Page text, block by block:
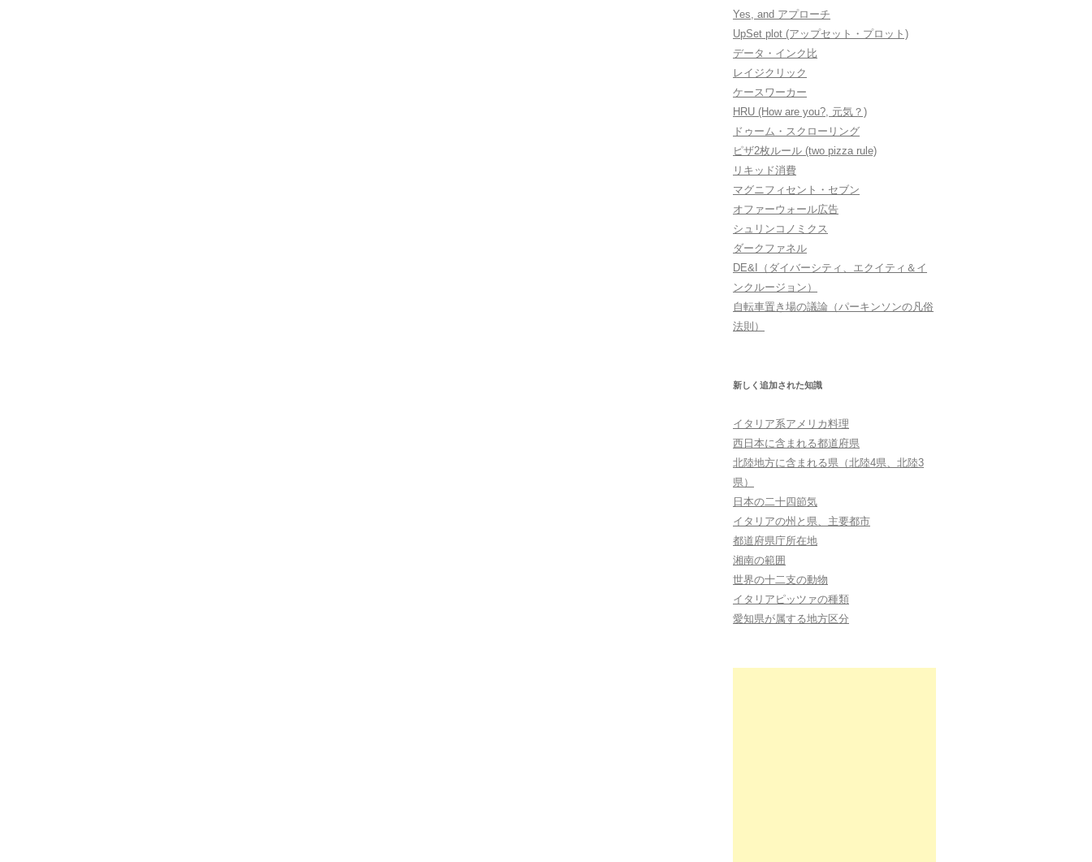
Yes, and アプローチ
UpSet plot (アップセット・プロット)
データ・インク比
レイジクリック
ケースワーカー
HRU (How are you?, 元気？)
ドゥーム・スクローリング
ピザ2枚ルール (two pizza rule)
リキッド消費
マグニフィセント・セブン
オファーウォール広告
シュリンコノミクス
ダークファネル
DE&I（ダイバーシティ、エクイティ＆イ
ンクルージョン）
自転車置き場の議論（パーキンソンの凡俗
法則）
新しく追加された知識
イタリア系アメリカ料理
西日本に含まれる都道府県
北陸地方に含まれる県（北陸4県、北陸3
県）
日本の二十四節気
イタリアの州と県、主要都市
都道府県庁所在地
湘南の範囲
世界の十二支の動物
イタリアピッツァの種類
愛知県が属する地方区分